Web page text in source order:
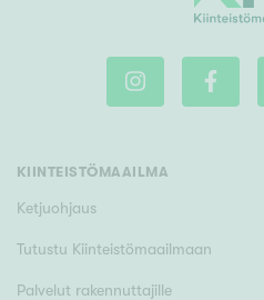
Rakennusvuosi
KIINTEISTÖMAAILMA
Ketjuohjaus
Tutustu Kiinteistömaailmaan
Palvelut rakennuttajille